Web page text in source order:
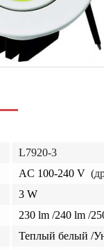
L7920-3
AC 100-240 V
3 W
230 lm /240 lm /
Теплый белый /